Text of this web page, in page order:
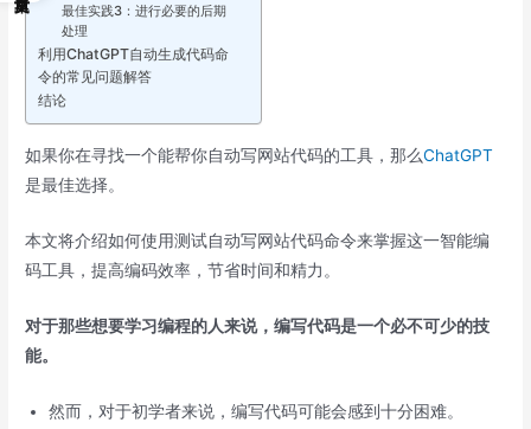
最佳实践3：进行必要的后期
处理
利用ChatGPT自动生成代码命
令的常见问题解答
结论
如果你在寻找一个能帮你自动写网站代码的工具，那么ChatGPT
是最佳选择。
本文将介绍如何使用测试自动写网站代码命令来掌握这一智能编
码工具，提高编码效率，节省时间和精力。
对于那些想要学习编程的人来说，编写代码是一个必不可少的技
能。
然而，对于初学者来说，编写代码可能会感到十分困难。